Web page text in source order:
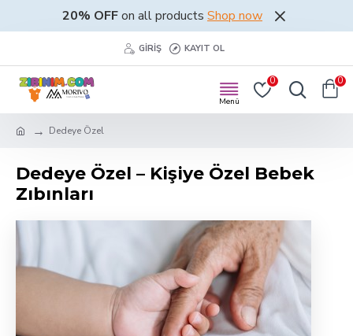
20% OFFon all products Shop now
GIRIŞ KAYIT OL
0 0
Dedeye Özel
Dedeye Özel – Kişiye Özel Bebek
Zıbınları